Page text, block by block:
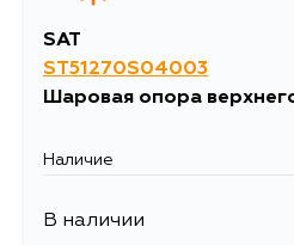
SAT
ST51270S04003
Шаровая опора
Наличие
В наличии